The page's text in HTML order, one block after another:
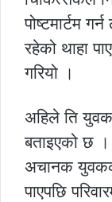
पोष्टमार्टम
रहेको थाहा
गरियो ।
अहिले ति
बताइएको छ ।
अचानक
पाएपछि